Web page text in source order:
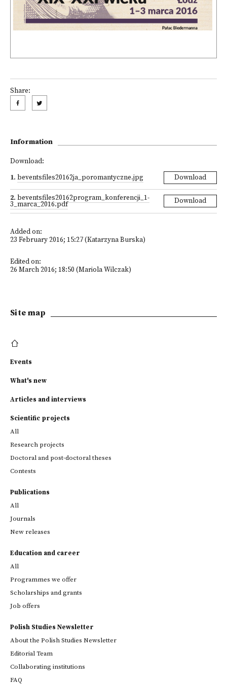
Share:
Information
Download:
1. beventsfiles20162ja_poromantyczne.jpg Download
2. beventsfiles20162program_konferencji_1-
3_marca_2016.pdf Download
Added on:
23 February 2016; 15:27 (Katarzyna Burska)
Edited on:
26 March 2016; 18:50 (Mariola Wilczak)
Site map
Events
What's new
Articles and interviews
Scientific projects
All
Research projects
Doctoral and post-doctoral theses
Contests
Publications
All
Journals
New releases
Education and career
All
Programmes we offer
Scholarships and grants
Job offers
Polish Studies Newsletter
About the Polish Studies Newsletter
Editorial Team
Collaborating institutions
FAQ